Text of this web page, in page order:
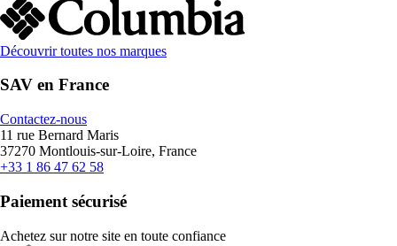
Découvrir toutes nos marques
SAV en France
Contactez-nous
11 rue Bernard Maris
37270 Montlouis-sur-Loire, France
+33 1 86 47 62 58
Paiement sécurisé
Achetez sur notre site en toute confiance